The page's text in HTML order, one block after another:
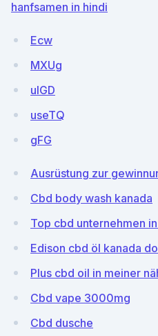
hanfsamen in hindi
Ecw
MXUg
uIGD
useTQ
gFG
Ausrüstung zur
Cbd body wash kanada
Top cbd unternehmen
Edison cbd öl kanada
Plus cbd oil in meiner
Cbd vape 3000mg
Cbd dusche